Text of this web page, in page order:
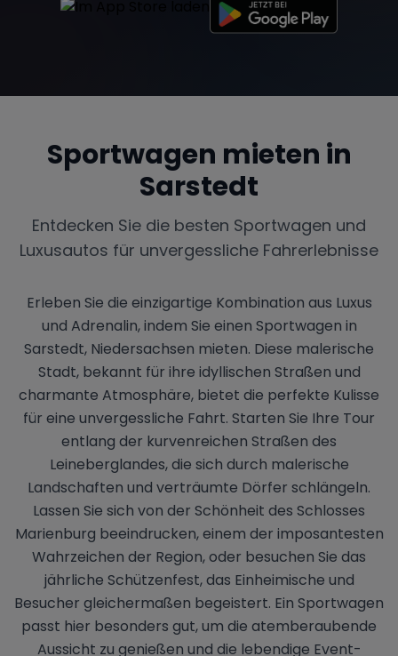
Sportwagen mieten in
Sarstedt
Entdecken Sie die besten Sportwagen und
Luxusautos für unvergessliche Fahrerlebnisse
Erleben Sie die einzigartige Kombination aus Luxus
und Adrenalin, indem Sie einen Sportwagen in
Sarstedt, Niedersachsen mieten. Diese malerische
Stadt, bekannt für ihre idyllischen Straßen und
charmante Atmosphäre, bietet die perfekte Kulisse
für eine unvergessliche Fahrt. Starten Sie Ihre Tour
entlang der kurvenreichen Straßen des
Leineberglandes, die sich durch malerische
Landschaften und verträumte Dörfer schlängeln.
Lassen Sie sich von der Schönheit des Schlosses
Marienburg beeindrucken, einem der imposantesten
Wahrzeichen der Region, oder besuchen Sie das
jährliche Schützenfest, das Einheimische und
Besucher gleichermaßen begeistert. Ein Sportwagen
passt hier besonders gut, um die atemberaubende
Aussicht zu genießen und die lebendige Event-